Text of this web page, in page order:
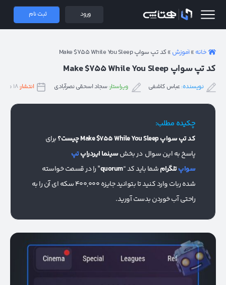
همتاپی ورود ثبت نام
خانه »آموزش » کد تپ سواپ Make $755 While You Sleep
کد تپ سواپ Make $755 While You Sleep
نویسنده:عباس کاشفی ویراستار:سجاد اسحقی نصرآبادی انتشار:۱۸ مرداد ۱۴۰۳
چکیده مطلب:
کد تپ سواپ Make $755 While You Sleep چیست؟
برای
پاسخ به این سوال در بخشسینما ایردراپتپ
سواپتلگرامشما باید کد “quorum” را در قسمت خواسته
شده ربات وارد کنید تا بتوانید جایزه 400,000 سکه ای آن را به
راحتی آب خوردن بدست آورید.